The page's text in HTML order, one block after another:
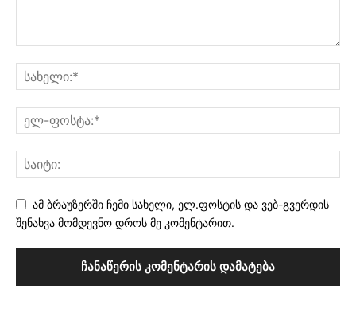
ამ ბრაუზერში ჩემი სახელი, ელ.ფოსტის და ვებ-გვერდის
შენახვა მომდევნო დროს მე კომენტარით.